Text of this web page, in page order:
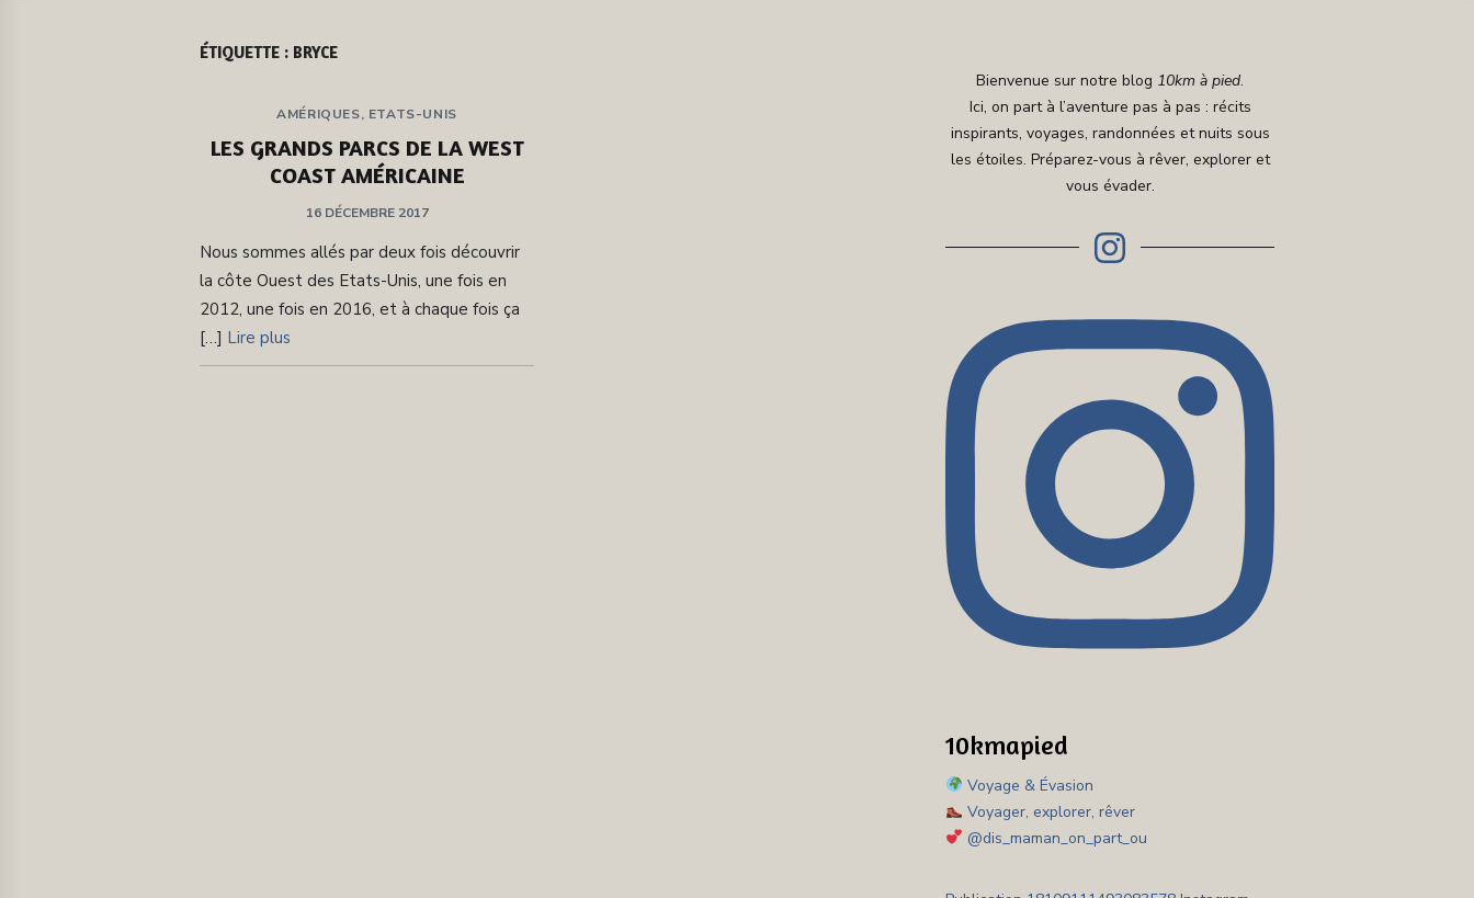
ÉTIQUETTE : BRYCE
AMÉRIQUES, ETATS-UNIS
LES GRANDS PARCS DE LA WEST
COAST AMÉRICAINE
PUBLIÉ
16 DÉCEMBRE 2017
Nous sommes allés par deux fois découvrir
la côte Ouest des Etats-Unis, une fois en
2012, une fois en 2016, et à chaque fois ça
[…] Lire plus
Bienvenue sur notre blog 10km à pied.
Ici, on part à l’aventure pas à pas : récits
inspirants, voyages, randonnées et nuits sous
les étoiles. Préparez-vous à rêver, explorer et
vous évader.
10kmapied
Voyage & Évasion
Voyager, explorer, rêver
@dis_maman_on_part_ou